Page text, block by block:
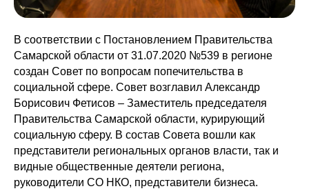
В соответствии с Постановлением Правительства
Самарской области от 31.07.2020 №539 в регионе
создан Совет по вопросам попечительства в
социальной сфере. Совет возглавил Александр
Борисович Фетисов – Заместитель председателя
Правительства Самарской области, курирующий
социальную сферу. В состав Совета вошли как
представители региональных органов власти, так и
видные общественные деятели региона,
руководители СО НКО, представители бизнеса.